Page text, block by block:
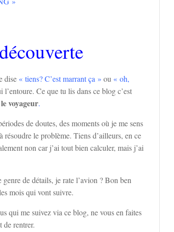
dise « tiens? C’est marrant ça » ou « oh,
Ce que tu lis dans ce blog c’est
voyageur.
de doutes, des moments où je me sens
le problème. Tiens d’ailleurs, en ce
non car j’ai tout bien calculer, mais j’ai
de détails, je rate l’avion ? Bon ben
mois qui vont suivre.
qui me suivez via ce blog, ne vous en faites
de rentrer.